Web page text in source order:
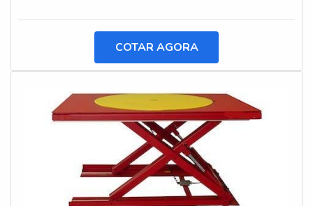
transporte e a descarga de materiais.
COTAR AGORA